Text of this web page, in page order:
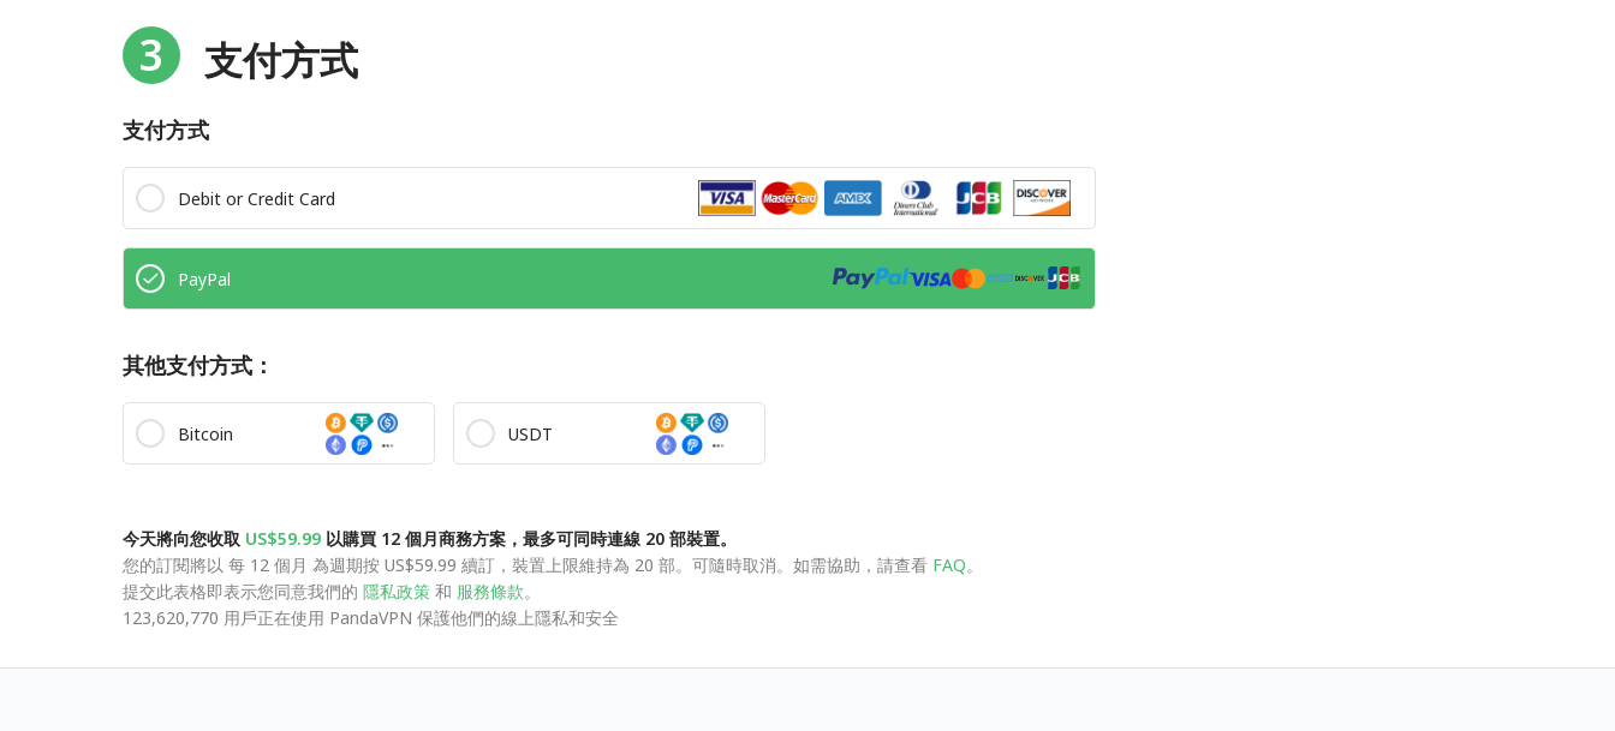
3 支付方式
支付方式
Debit or Credit Card
PayPal
其他支付方式：
Bitcoin USDT
今天將向您收取 US$59.99 以購買 12 個月商務方案，最多可同時連線 20 部裝置。
您的訂閱將以 每 12 個月 為週期按 US$59.99 續訂，裝置上限維持為 20 部。可隨時取消。如需協助，請查看 FAQ。
提交此表格即表示您同意我們的 隱私政策 和 服務條款。
123,620,770 用戶正在使用 PandaVPN 保護他們的線上隱私和安全